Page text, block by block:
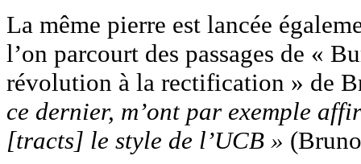
La même pierre est lancée
l’on parcourt des passages de «
révolution à la rectification » de
ce dernier, m’ont par exemple
[tracts] le style de l’UCB »